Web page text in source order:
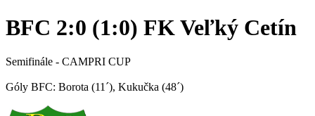
BFC 2:0 (1:0) FK Veľký Cetín
Semifinále - CAMPRI CUP
Góly BFC: Borota (11´), Kukučka (48´)